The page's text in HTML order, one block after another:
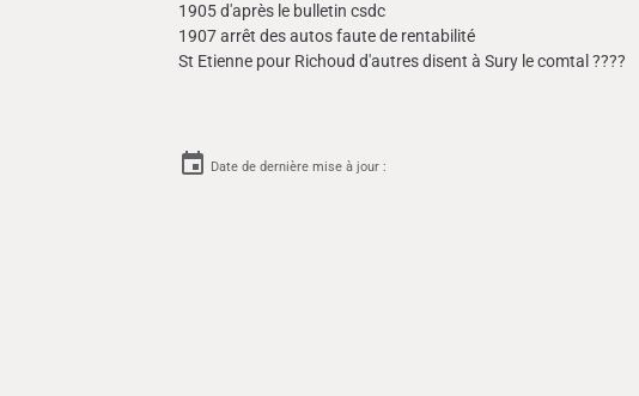
1905 d'après le bulletin csdc
1907 arrêt des autos faute de rentabilité
St Etienne pour Richoud d'autres disent à Sury le comtal ????
Date de dernière mise à jour :